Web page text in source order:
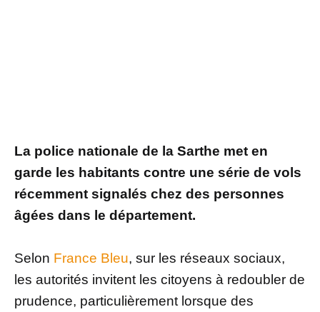
La police nationale de la Sarthe met en
garde les habitants contre une série de vols
récemment signalés chez des personnes
âgées dans le département.
Selon France Bleu, sur les réseaux sociaux,
les autorités invitent les citoyens à redoubler de
prudence, particulièrement lorsque des